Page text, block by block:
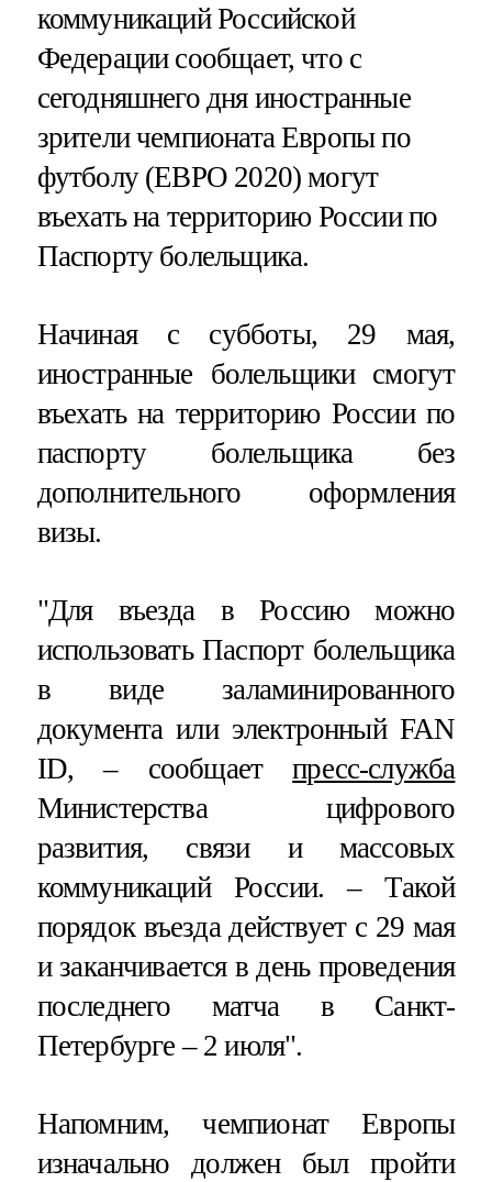
коммуникаций Российской
Федерации сообщает, что с
сегодняшнего дня иностранные
зрители чемпионата Европы по
футболу (ЕВРО 2020) могут
въехать на территорию России по
Паспорту болельщика.
Начиная с субботы, 29 мая,
иностранные болельщики смогут
въехать на территорию России по
паспорту болельщика без
дополнительного оформления
визы.
"Для въезда в Россию можно
использовать Паспорт болельщика
в виде заламинированного
документа или электронный FAN
ID, – сообщаетпресс-служба
Министерства цифрового
развития, связи и массовых
коммуникаций России. – Такой
порядок въезда действует с 29 мая
и заканчивается в день проведения
последнего матча в Санкт-
Петербурге – 2 июля".
Напомним, чемпионат Европы
изначально должен был пройти